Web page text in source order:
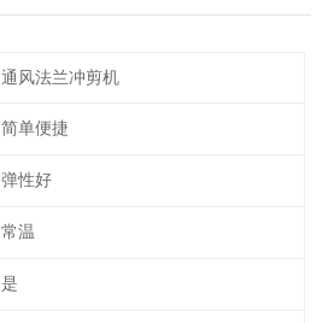
通风法兰冲剪机
简单便捷
弹性好
常温
是